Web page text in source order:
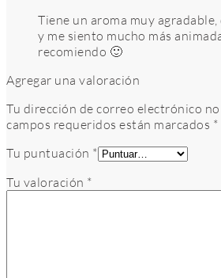
Tiene un aroma muy
y me siento mucho más
recomiendo 🙂
Agregar una valoración
Tu dirección de correo electrónico no
campos requeridos están marcados *
Tu puntuación *
Tu valoración *